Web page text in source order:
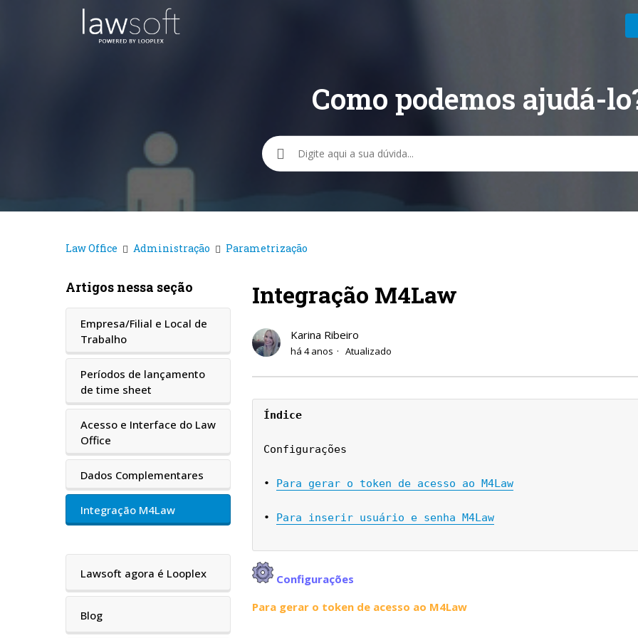
Como podemos ajudá-
Pesquisa
Law Office Administração Parametrização
Artigos nessa seção
Empresa/Filial e Local de
Trabalho
Períodos de lançamento
de time sheet
Acesso e Interface do Law
Office
Dados Complementares
Integração M4Law
Lawsoft agora é Looplex
Blog
Integração M4Law
Karina Ribeiro
há 4 anos Atualizado
Índice
Configurações
• Para gerar o token de acesso ao M4Law
• Para inserir usuário e senha M4Law
Configurações
Para gerar o token de acesso ao M4Law